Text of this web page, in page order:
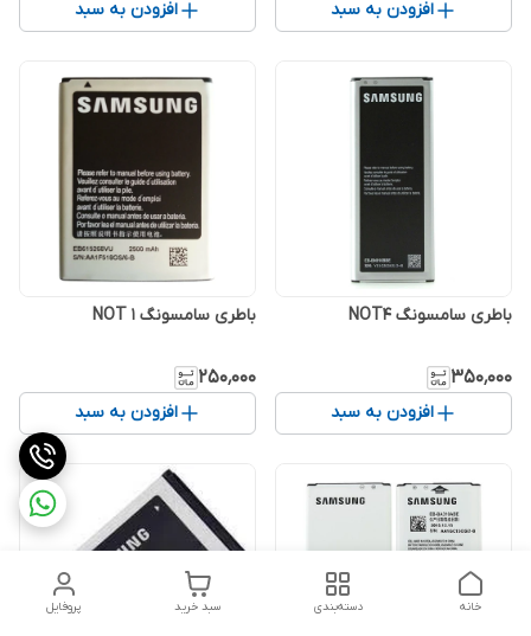
افزودن به سبد افزودن به سبد
باطری سامسونگ NOT4
۳۵۰٬۰۰۰
افزودن به سبد
باطری سامسونگ NOT 1
۲۵۰٬۰۰۰
افزودن به سبد
پروفایل سبد خرید دسته‌بندی خانه